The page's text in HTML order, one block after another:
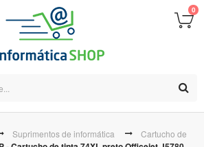
0
Suprimentos de informática
Cartucho de